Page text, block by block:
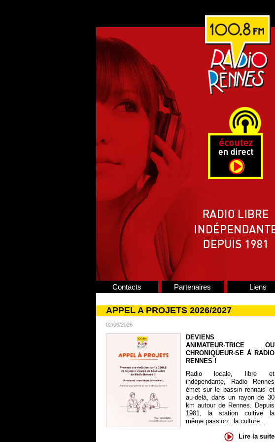
Contacts Partenaires Liens
APPEL A PROJETS 2026/2027
02/06/2026
DEVIENS
ANIMATEUR·TRICE OU
CHRONIQUEUR·SE À RADIO
RENNES !
Radio locale, libre et
indépendante, Radio Rennes
émet sur le bassin rennais et
au-delà, dans un rayon de 30
km autour de Rennes. Depuis
1981, la station cultive la
même passion : la culture...
Lire la suite